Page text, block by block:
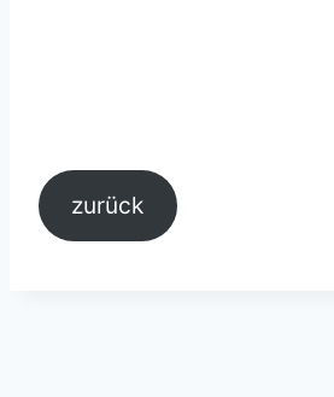
zurück